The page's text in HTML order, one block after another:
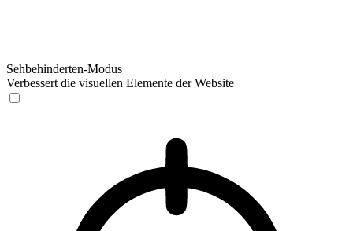
Sehbehinderten-Modus
Verbessert die visuellen Elemente der Website